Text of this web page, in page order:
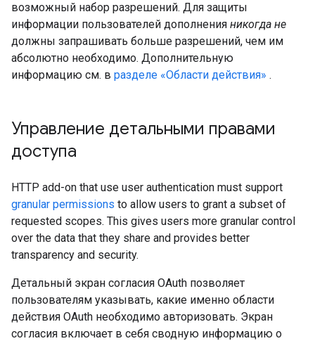
возможный набор разрешений. Для защиты
информации пользователей дополнения никогда не
должны запрашивать больше разрешений, чем им
абсолютно необходимо. Дополнительную
информацию см. в разделе «Области действия» .
Управление детальными правами
доступа
HTTP add-on that use user authentication must support
granular permissions to allow users to grant a subset of
requested scopes. This gives users more granular control
over the data that they share and provides better
transparency and security.
Детальный экран согласия OAuth позволяет
пользователям указывать, какие именно области
действия OAuth необходимо авторизовать. Экран
согласия включает в себя сводную информацию о